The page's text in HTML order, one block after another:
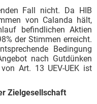
Fall nicht. Da HIB
von Calanda hält,
befindlichen Aktien
der Stimmen erreicht.
Bedingung
nach Gutdünken
Art. 13 UEV-UEK ist
Zielgesellschaft